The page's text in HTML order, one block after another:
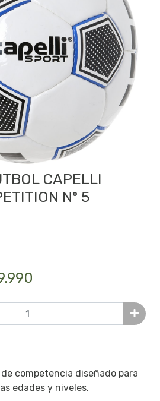
CAPELLI
N° 5
competencia diseñado para
edades y niveles.